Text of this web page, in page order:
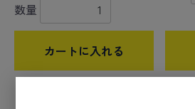
数量
カートに入れる